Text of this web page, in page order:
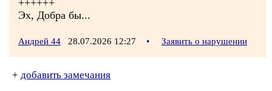
++++++
Эх, Добра бы...
Андрей 44 28.07.2026 12:27 • Заявить о нарушении
+ добавить замечания